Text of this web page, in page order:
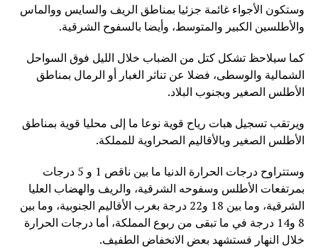
وستكون الأجواء غائمة جزئيا بمناطق الريف والسايس ووالماس
والأطلسين الكبير والمتوسط، وأيضا بالسفوح الشرقية.
كما سيلاحظ تشكل كتل من الضباب خلال الليل فوق السواحل
الشمالية والوسطى، فضلا عن تناثر الغبار أو الرمال بمناطق
الأطلس الصغير وبجنوب البلاد.
ويرتقب تسجيل هبات رياح قوية نوعا ما إلى محليا قوية بمناطق
الأطلس الصغير وبالأقاليم الصحراوية للمملكة.
وستتراوح درجات الحرارة الدنيا ما بين ناقص 1 و 5 درجات
بمرتفعات الأطلس وسفوحه الشرقية، والريف والهضاب العليا
الشرقية، وما بين 18 و22 درجة بغرب الأقاليم الجنوبية، وما بين
8 و14 درجة في ما تبقى من ربوع المملكة، أما درجات الحرارة
خلال النهار فستشهد بعض الانخفاض الطفيف.